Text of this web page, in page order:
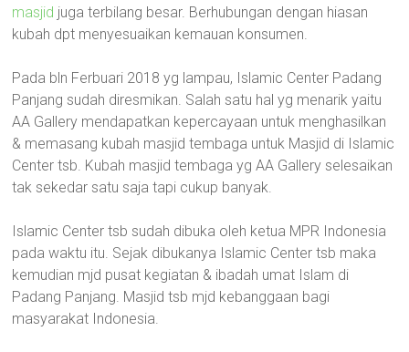
masjid juga terbilang besar. Berhubungan dengan hiasan
kubah dpt menyesuaikan kemauan konsumen.
Pada bln Ferbuari 2018 yg lampau, Islamic Center Padang
Panjang sudah diresmikan. Salah satu hal yg menarik yaitu
AA Gallery mendapatkan kepercayaan untuk menghasilkan
& memasang kubah masjid tembaga untuk Masjid di Islamic
Center tsb. Kubah masjid tembaga yg AA Gallery selesaikan
tak sekedar satu saja tapi cukup banyak.
Islamic Center tsb sudah dibuka oleh ketua MPR Indonesia
pada waktu itu. Sejak dibukanya Islamic Center tsb maka
kemudian mjd pusat kegiatan & ibadah umat Islam di
Padang Panjang. Masjid tsb mjd kebanggaan bagi
masyarakat Indonesia.